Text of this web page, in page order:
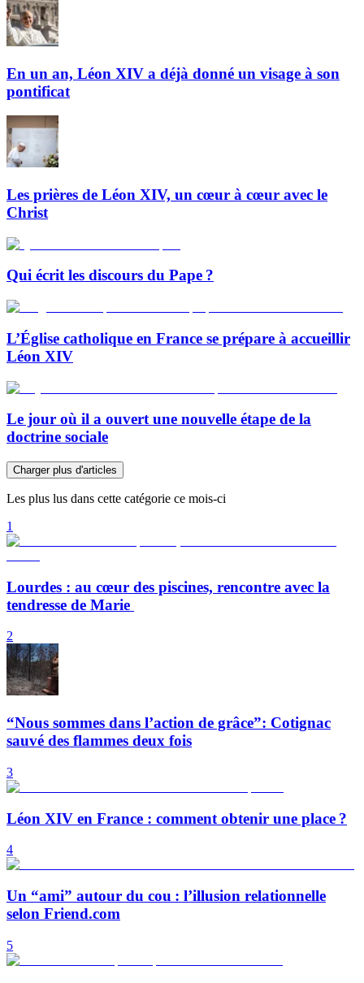
En un an, Léon XIV a déjà donné un visage à son
pontificat
Les prières de Léon XIV, un cœur à cœur avec le
Christ
Qui écrit les discours du Pape ?
L’Église catholique en France se prépare à accueillir
Léon XIV
Le jour où il a ouvert une nouvelle étape de la
doctrine sociale
Charger plus d'articles
Les plus lus dans cette catégorie ce mois-ci
1
Lourdes : au cœur des piscines, rencontre avec la
tendresse de Marie
2
“Nous sommes dans l’action de grâce”: Cotignac
sauvé des flammes deux fois
3
Léon XIV en France : comment obtenir une place ?
4
Un “ami” autour du cou : l’illusion relationnelle
selon Friend.com
5